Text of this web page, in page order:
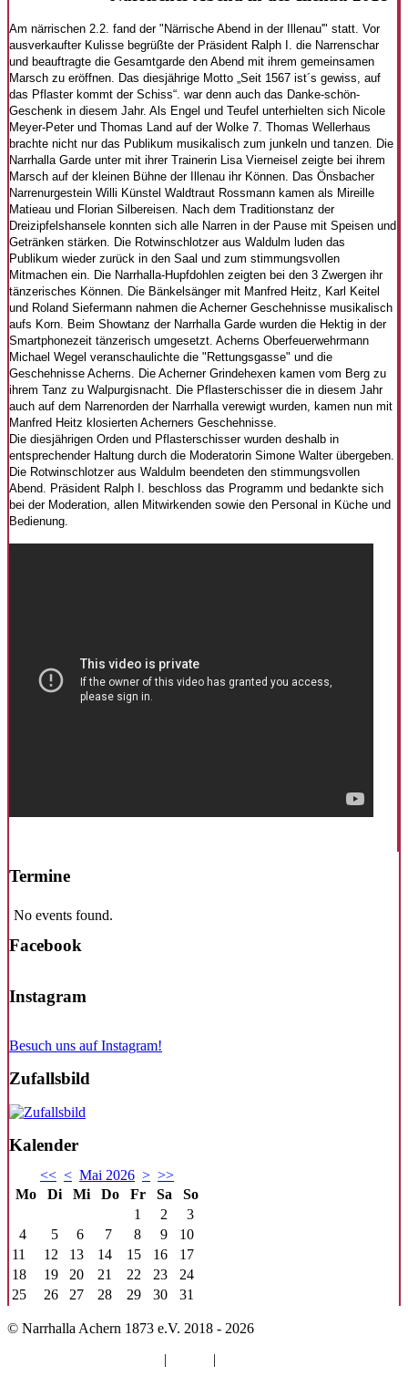
Am närrischen 2.2. fand der "Närrische Abend in der Illenau'" statt. Vor
ausverkaufter Kulisse begrüßte der Präsident Ralph I. die Narrenschar
und beauftragte die Gesamtgarde den Abend mit ihrem gemeinsamen
Marsch zu eröffnen. Das diesjährige Motto „Seit 1567 ist´s gewiss, auf
das Pflaster kommt der Schiss“. war denn auch das Danke-schön-
Geschenk in diesem Jahr. Als Engel und Teufel unterhielten sich Nicole
Meyer-Peter und Thomas Land auf der Wolke 7. Thomas Wellerhaus
brachte nicht nur das Publikum musikalisch zum junkeln und tanzen. Die
Narrhalla Garde unter mit ihrer Trainerin Lisa Vierneisel zeigte bei ihrem
Marsch auf der kleinen Bühne der Illenau ihr Können. Das Önsbacher
Narrenurgestein Willi Künstel Waldtraut Rossmann kamen als Mireille
Matieau und Florian Silbereisen. Nach dem Traditionstanz der
Dreizipfelshansele konnten sich alle Narren in der Pause mit Speisen und
Getränken stärken. Die Rotwinschlotzer aus Waldulm luden das
Publikum wieder zurück in den Saal und zum stimmungsvollen
Mitmachen ein. Die Narrhalla-Hupfdohlen zeigten bei den 3 Zwergen ihr
tänzerisches Können. Die Bänkelsänger mit Manfred Heitz, Karl Keitel
und Roland Siefermann nahmen die Acherner Geschehnisse musikalisch
aufs Korn. Beim Showtanz der Narrhalla Garde wurden die Hektig in der
Smartphonezeit tänzerisch umgesetzt. Acherns Oberfeuerwehrmann
Michael Wegel veranschaulichte die "Rettungsgasse" und die
Geschehnisse Acherns. Die Acherner Grindehexen kamen vom Berg zu
ihrem Tanz zu Walpurgisnacht. Die Pflasterschisser die in diesem Jahr
auch auf dem Narrenorden der Narrhalla verewigt wurden, kamen nun mit
Manfred Heitz klosierten Acherners Geschehnisse.
Die diesjährigen Orden und Pflasterschisser wurden deshalb in
entsprechender Haltung durch die Moderatorin Simone Walter übergeben.
Die Rotwinschlotzer aus Waldulm beendeten den stimmungsvollen
Abend. Präsident Ralph I. beschloss das Programm und bedankte sich
bei der Moderation, allen Mitwirkenden sowie den Personal in Küche und
Bedienung.
Termine
No events found.
Facebook
Instagram
Besuch uns auf Instagram!
Zufallsbild
Kalender
<< < Mai 2026 > >>
Mo
Di Mi Do Fr Sa
So
1
2
3
4
5 6 7 8 9
10
11
12 13 14 15 16
17
18
19 20 21 22 23
24
25
26 27 28 29 30 31
© Narrhalla Achern 1873 e.V. 2018 - 2026
| |